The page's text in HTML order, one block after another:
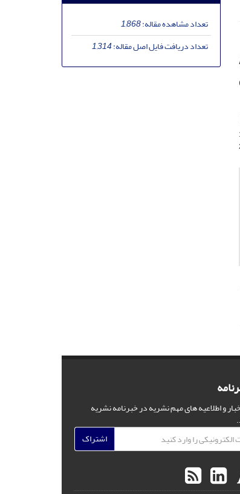
تعداد مشاهده مقاله:1,868
تعداد دریافت فایل اصل مقاله:1,314
و اطلاعیه های مهم نشریه در خبرنامه نشریه
اشتراک